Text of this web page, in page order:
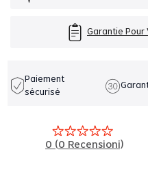
Garantie Pour
Paiement
sécurisé
0 (0 Recensioni)